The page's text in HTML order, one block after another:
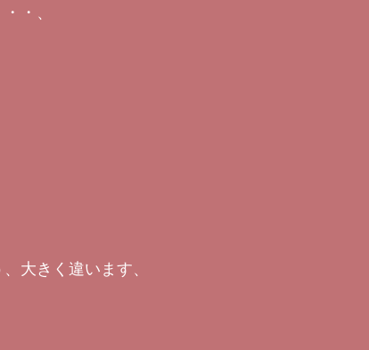
・、
大きく違います、